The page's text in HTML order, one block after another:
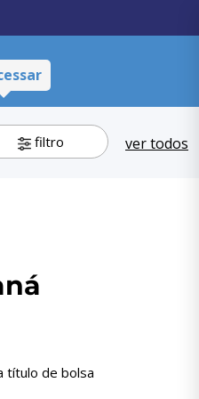
filtro ver todos
título de bolsa